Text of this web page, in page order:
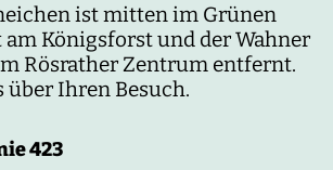
ist mitten im Grünen
am Königsforst und der Wahner
Rösrather Zentrum entfernt.
Ihren Besuch.
423